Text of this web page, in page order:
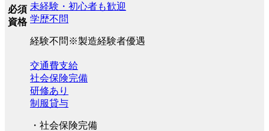
必須
資格
未経験・初心者も歓迎
学歴不問
経験不問※製造経験者優遇
交通費支給
社会保険完備
研修あり
制服貸与
・社会保険完備